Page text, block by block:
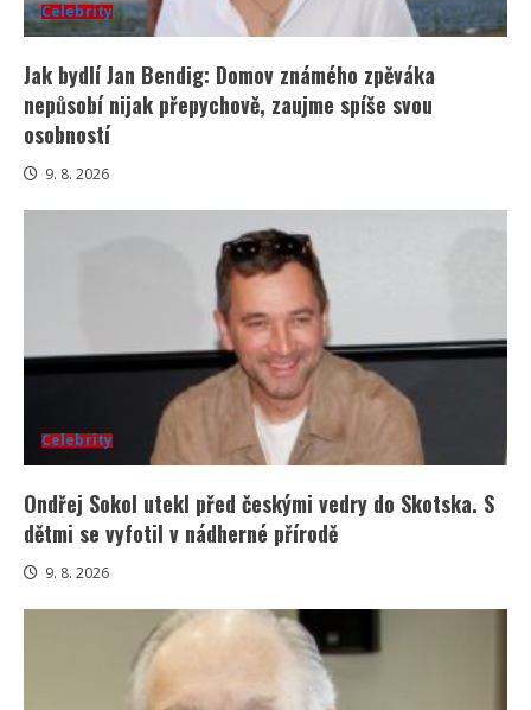
Celebrity
Jak bydlí Jan Bendig: Domov známého zpěváka
nepůsobí nijak přepychově, zaujme spíše svou
osobností
9. 8. 2026
Celebrity
Ondřej Sokol utekl před českými vedry do Skotska. S
dětmi se vyfotil v nádherné přírodě
9. 8. 2026